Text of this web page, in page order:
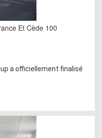
Et Cède 100
a officiellement finalisé